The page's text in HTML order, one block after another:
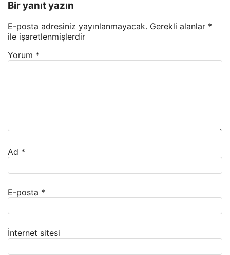
Bir yanıt yazın
E-posta adresiniz yayınlanmayacak. Gerekli alanlar *
ile işaretlenmişlerdir
Yorum *
Ad *
E-posta *
İnternet sitesi